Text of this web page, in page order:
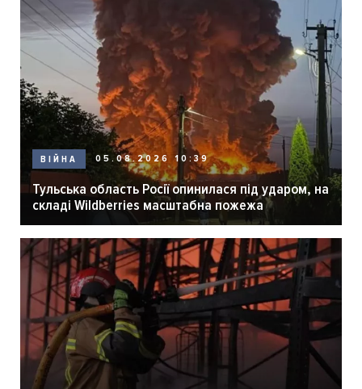
ВІЙНА 05.08.2026 10:39
Тульська область Росії опинилася під ударом, на
складі Wildberries масштабна пожежа